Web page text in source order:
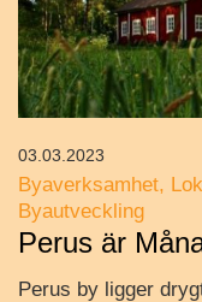
Byaverksamhet
Byautveckling
Perus är
Perus by ligger
03.03.2023